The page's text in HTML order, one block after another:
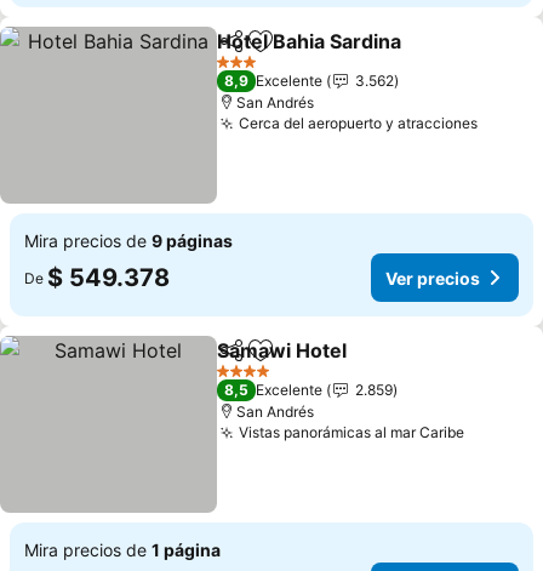
CompartirAgregar a favoritos
Hotel Bahia Sardina
3 Estrellas
8,9 Excelente
3.562
San Andrés
Cerca del aeropuerto y atraccionesVer
Mira precios de 9 páginas
De $ 549.378 Ver precios
CompartirAgregar a favoritos
Samawi Hotel
4 Estrellas
8,5 Excelente
2.859
San Andrés
Vistas panorámicas al mar CaribeVer
Mira precios de 1 página